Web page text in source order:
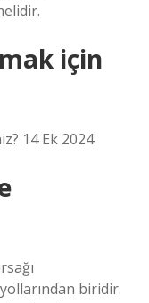
için
14 Ek 2024
biridir.